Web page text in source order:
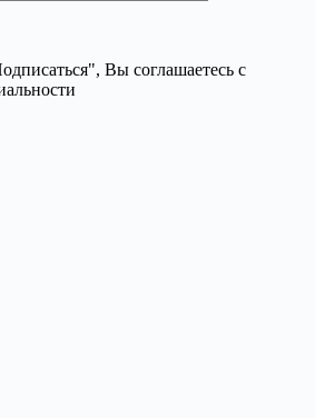
Вы соглашаетесь с